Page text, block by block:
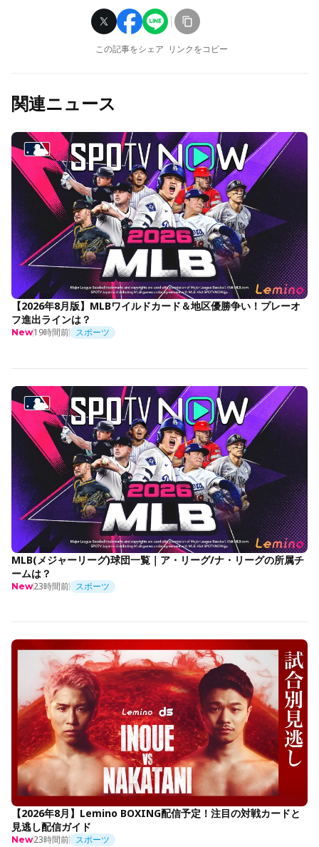
この記事をシェア リンクをコピー
関連ニュース
【2026年8月版】MLBワイルドカード＆地区優勝争い！プレーオ
フ進出ラインは？
New19時間前 スポーツ
MLB(メジャーリーグ)球団一覧｜ア・リーグ/ナ・リーグの所属チ
ームは？
New23時間前 スポーツ
【2026年8月】Lemino BOXING配信予定！注目の対戦カードと
見逃し配信ガイド
New23時間前 スポーツ